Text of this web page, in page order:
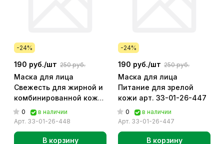
-24%
190 руб./шт 250 руб.
Маска для лица
Свежесть для жирной и
комбинированной кожи
арт. 33-01-26-448
0
в наличии
Арт. 33-01-26-448
В корзину
-24%
190 руб./шт 250 руб.
Маска для лица
Питание для зрелой
кожи арт. 33-01-26-447
0
в наличии
Арт. 33-01-26-447
В корзину